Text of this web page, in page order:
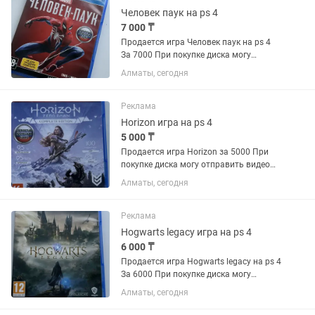
Человек паук на ps 4
7 000 ₸
Продается игра Человек паук на ps 4
За 7000 При покупке диска могу
отправить видео как игра запускается
Алматы, сегодня
Реклама
Horizon игра на ps 4
5 000 ₸
Продается игра Horizon за 5000 При
покупке диска могу отправить видео
как игра запускается на ps
Алматы, сегодня
Реклама
Hogwarts legacy игра на ps 4
6 000 ₸
Продается игра Hogwarts legacy на ps 4
За 6000 При покупке диска могу
отправить видео как игра запускается
Алматы, сегодня